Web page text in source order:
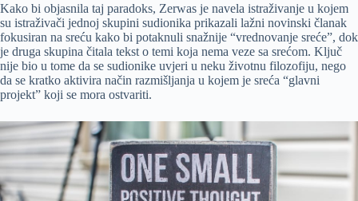
Kako bi objasnila taj paradoks, Zerwas je navela istraživanje u kojem
su istraživači jednoj skupini sudionika prikazali lažni novinski članak
fokusiran na sreću kako bi potaknuli snažnije “vrednovanje sreće”, dok
je druga skupina čitala tekst o temi koja nema veze sa srećom. Ključ
nije bio u tome da se sudionike uvjeri u neku životnu filozofiju, nego
da se kratko aktivira način razmišljanja u kojem je sreća “glavni
projekt” koji se mora ostvariti.